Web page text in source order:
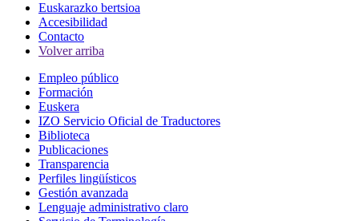
Euskarazko bertsioa
Accesibilidad
Contacto
Volver arriba
Empleo público
Formación
Euskera
IZO Servicio Oficial de Traductores
Biblioteca
Publicaciones
Transparencia
Perfiles lingüísticos
Gestión avanzada
Lenguaje administrativo claro